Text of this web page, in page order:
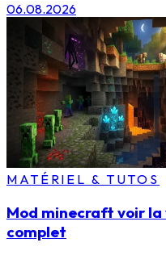
06.08.2026
MATÉRIEL & TUTOS
Mod minecraft voir la
complet